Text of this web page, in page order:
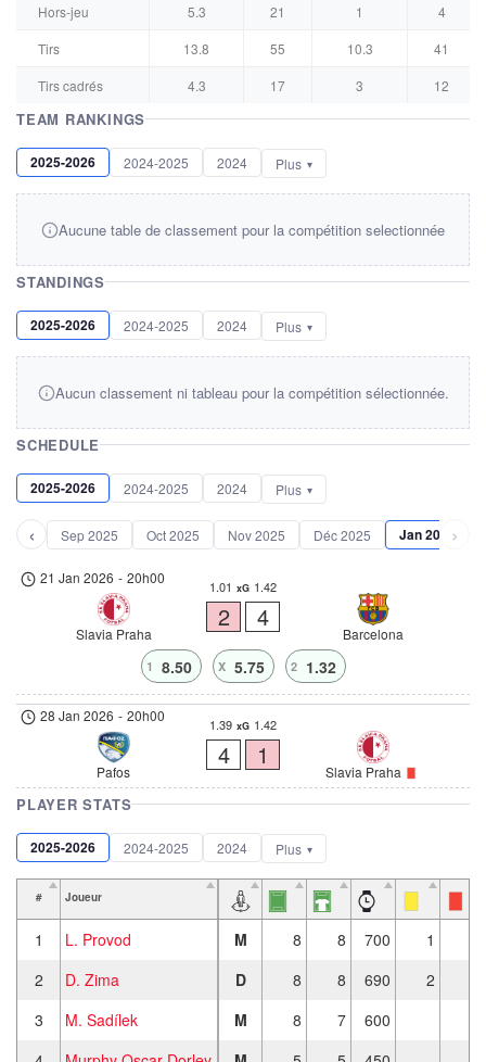
Hors-jeu
5.3 21 1
4
Tirs
13.8 55 10.3
41
Tirs cadrés
4.3 17 3 12
TEAM RANKINGS
2025-2026 2024-2025 2024 Plus
Aucune table de classement pour la compétition selectionnée
STANDINGS
2025-2026 2024-2025 2024 Plus
Aucun classement ni tableau pour la compétition sélectionnée.
SCHEDULE
2025-2026 2024-2025 2024 Plus
‹ Sep 2025 Oct 2025 Nov 2025 Déc 2025 Jan 2026›
21 Jan 2026 - 20h00
Slavia Praha
1.01 xG 1.42
2 4
Barcelona
1 8.50 X 5.75 2 1.32
28 Jan 2026 - 20h00
Pafos
1.39 xG 1.42
4 1
Slavia Praha
PLAYER STATS
2025-2026 2024-2025 2024 Plus
# Joueur
1 L. Provod M 8 8 700
1
2
D. Zima D 8 8 690
2
3
M. Sadílek M 8 7
600